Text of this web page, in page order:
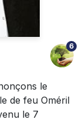
6
le
de feu Oméril
le 7